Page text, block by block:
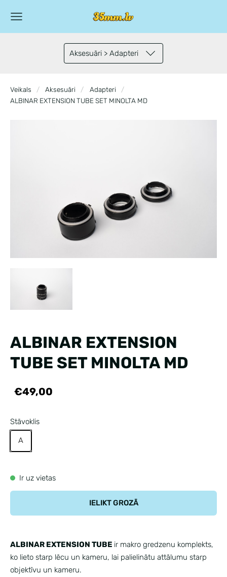
Aksesuāri > Adapteri
Veikals Aksesuāri
Adapteri
ALBINAR EXTENSION TUBE SET MINOLTA MD
ALBINAR EXTENSION
TUBE SET MINOLTA MD
€49,00
Stāvoklis
A
Ir uz vietas
IELIKT GROZĀ
ALBINAR EXTENSION TUBE ir makro gredzenu komplekts,
ko lieto starp lēcu un kameru, lai palielinātu attālumu starp
objektīvu un kameru.